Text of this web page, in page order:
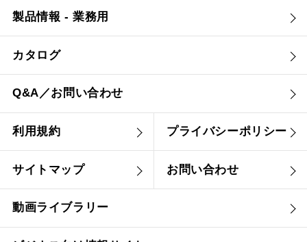
製品情報 - 業務用
カタログ
Q&A／お問い合わせ
利用規約 プライバシーポリシー
サイトマップ お問い合わせ
動画ライブラリー